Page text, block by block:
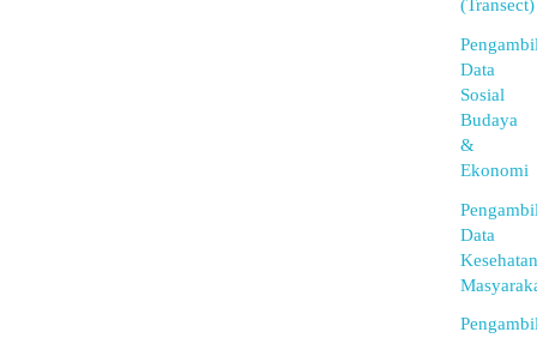
(Transect)
Data
Sosial
Budaya
&
Ekonomi
Data
Kesehatan